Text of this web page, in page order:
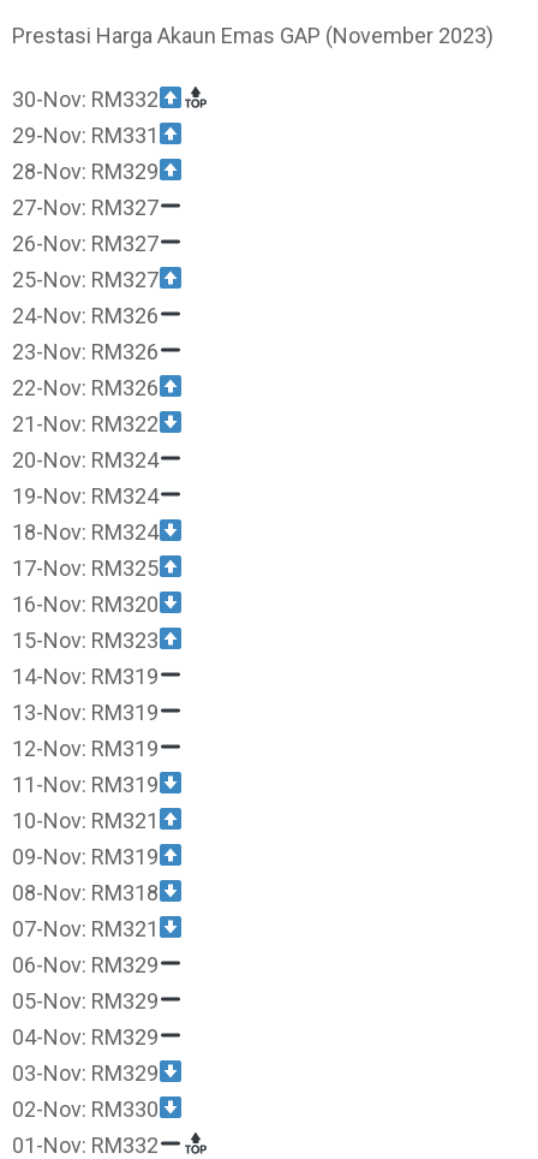
Prestasi Harga Akaun Emas GAP (November 2023)
30-Nov: RM332
29-Nov: RM331
28-Nov: RM329
27-Nov: RM327
26-Nov: RM327
25-Nov: RM327
24-Nov: RM326
23-Nov: RM326
22-Nov: RM326
21-Nov: RM322
20-Nov: RM324
19-Nov: RM324
18-Nov: RM324
17-Nov: RM325
16-Nov: RM320
15-Nov: RM323
14-Nov: RM319
13-Nov: RM319
12-Nov: RM319
11-Nov: RM319
10-Nov: RM321
09-Nov: RM319
08-Nov: RM318
07-Nov: RM321
06-Nov: RM329
05-Nov: RM329
04-Nov: RM329
03-Nov: RM329
02-Nov: RM330
01-Nov: RM332